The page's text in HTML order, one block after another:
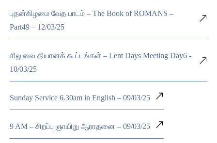
புதன்கிழமை வேத பாடம் – The Book of ROMANS –
Part49 – 12/03/25
சிலுவை தியானக் கூட்டங்கள் – Lent Days Meeting Day6 -
10/03/25
Sunday Service 6.30am in English – 09/03/25
9 AM – சிறப்பு ஞாயிறு ஆராதனை – 09/03/25